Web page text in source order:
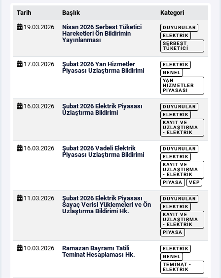
Tarih Başlık
Kategori
19.03.2026
Nisan 2026 Serbest Tüketici
Hareketleri Ön Bildirimin
Yayınlanması
DUYURULAR
ELEKTRIK
SERBEST
TÜKETICI
17.03.2026
Şubat 2026 Yan Hizmetler
Piyasası Uzlaştırma Bildirimi
ELEKTRIK
GENEL
YAN
HIZMETLER
PIYASASI
16.03.2026
Şubat 2026 Elektrik Piyasası
Uzlaştırma Bildirimi
DUYURULAR
ELEKTRIK
KAYIT VE
UZLAŞTIRMA
- ELEKTRIK
16.03.2026
Şubat 2026 Vadeli Elektrik
Piyasası Uzlaştırma Bildirimi
DUYURULAR
ELEKTRIK
KAYIT VE
UZLAŞTIRMA
- ELEKTRIK
PIYASA
VEP
11.03.2026
Şubat 2026 Elektrik Piyasası
Sayaç Verisi Yüklemeleri ve Ön
Uzlaştırma Bildirimi Hk.
DUYURULAR
ELEKTRIK
KAYIT VE
UZLAŞTIRMA
- ELEKTRIK
PIYASA
10.03.2026
Ramazan Bayramı Tatili
Teminat Hesaplaması Hk.
ELEKTRIK
GENEL
TEMINAT -
ELEKTRIK